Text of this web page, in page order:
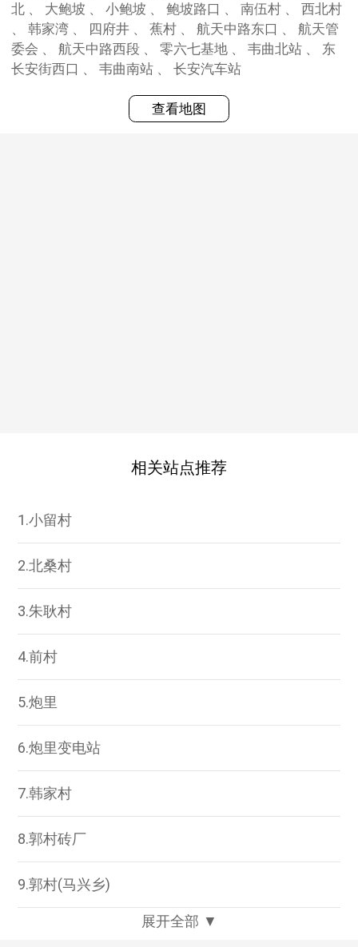
北 、 大鲍坡 、 小鲍坡 、 鲍坡路口 、 南伍村 、 西北村
、 韩家湾 、 四府井 、 蕉村 、 航天中路东口 、 航天管
委会 、 航天中路西段 、 零六七基地 、 韦曲北站 、 东
长安街西口 、 韦曲南站 、 长安汽车站
查看地图
相关站点推荐
1.小留村
2.北桑村
3.朱耿村
4.前村
5.炮里
6.炮里变电站
7.韩家村
8.郭村砖厂
9.郭村(马兴乡)
展开全部 ▼